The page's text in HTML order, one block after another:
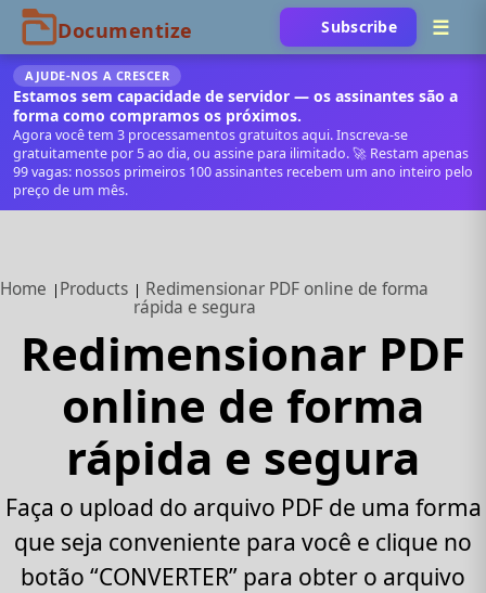
Subscribe
AJUDE‑NOS A CRESCER
Estamos sem capacidade de servidor — os assinantes são a
forma como compramos os próximos.
Agora você tem 3 processamentos gratuitos aqui. Inscreva‑se
gratuitamente por 5 ao dia, ou assine para ilimitado. 🚀 Restam apenas
99 vagas: nossos primeiros 100 assinantes recebem um ano inteiro pelo
preço de um mês.
Home Products
Redimensionar PDF online de forma
rápida e segura
Redimensionar PDF
online de forma
rápida e segura
Faça o upload do arquivo PDF de uma forma
que seja conveniente para você e clique no
botão “CONVERTER” para obter o arquivo